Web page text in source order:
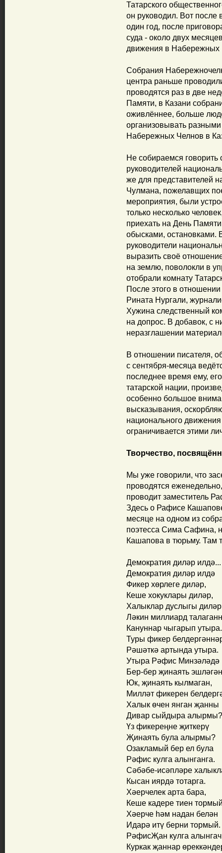
Татарского
он руководил. Вот после
один год, после
суда - около двух
движения в Набережных
Собрания
центра раньше
проводятся раз в две
Памяти, в Казани
оживлённее, больше
организовывать разными
Набережных Челнов в
Не собираемся
руководителей
же для представителей
Чулмана, пожелавщих
мероприятия, были
только несколько
приехать на День
обысками, остановками.
руководители
выразить своё
на землю, поволокли в
отобрали комнату
После этого в
Рината Нургали,
Хужина следственный
на допрос. В добавок, с
неразглашении
В отношении писателя,
с сентября-месяца
последнее время ему,
татарской нации,
особенно большое
высказывания,
национального
ограничивается этими
Творчество,
Мы уже говорили, что
проводятся
проводит заместитель
Здесь о Рафисе
месяце на одном из
поэтесса Сима Сафина,
Кашапова в тюрьму. Там
Демократия диләр илдә...
Демократия диләр илдә
Фикер хөрлеге диләр,
Кеше хокуклары диләр,
Халыклар дуслыгы
Ләкин миллиард
Кануннар чыгарып утыра.
Туры фикер
Рәшәткә артында утыра.
Утыра Рәфис Минзәләдә
Бер-бер җинаять
Юк, җинаять кылмаган,
Милләт фикерен
Халык өчен янган җанны
Дивар сыйдыра алырмы?
Үз фикереңне җиткерү
Җинаять була алырмы?
Озакламый бер ел була
Рәфис кулга алынганга.
Сәбәбе-исәпләре
Кысан иярдә тотарга.
Хәерчелек арта бара,
Кеше кадере тиен
Хәерче һәм надан белән
Идарә итү берни тормый.
РәфисҖан кулга
Куркак җаннар